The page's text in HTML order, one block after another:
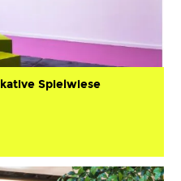
Spielwiese